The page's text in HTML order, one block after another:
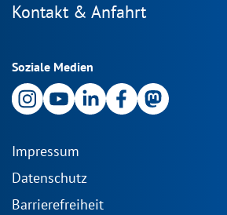
Kontakt & Anfahrt
Soziale Medien
Impressum
Datenschutz
Barrierefreiheit